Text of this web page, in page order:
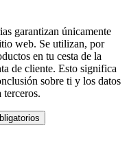
garantizan únicamente
web. Se utilizan, por
en tu cesta de la
de cliente. Esto significa
sobre ti y los datos
terceros.